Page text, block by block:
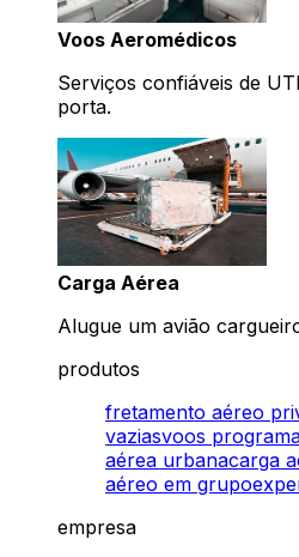
Voos Aeromédicos
Serviços confiáveis de
porta.
Carga Aérea
Alugue um avião
produtos
fretamento aéreo
vaziasvoos
aérea urbanacarga
aéreo em grupo
empresa